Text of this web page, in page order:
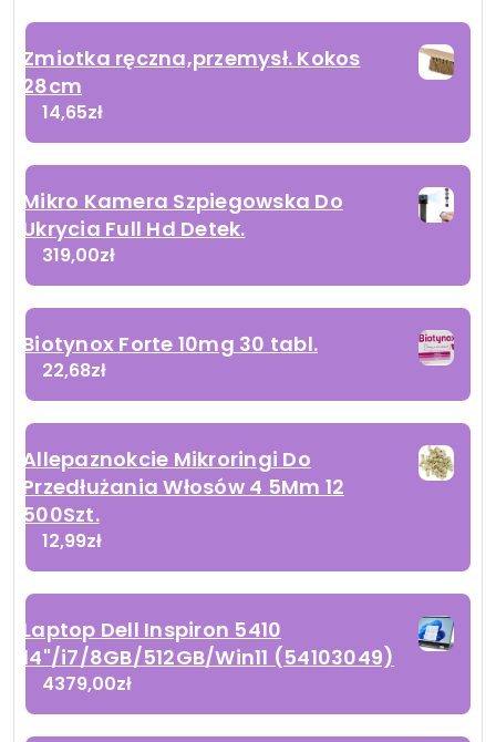
Zmiotka ręczna,przemysł. Kokos
28cm
14,65zł
Mikro Kamera Szpiegowska Do
Ukrycia Full Hd Detek.
319,00zł
Biotynox Forte 10mg 30 tabl.
22,68zł
Allepaznokcie Mikroringi Do
Przedłużania Włosów 4 5Mm 12
500Szt.
12,99zł
Laptop Dell Inspiron 5410
14"/i7/8GB/512GB/Win11 (54103049)
4379,00zł